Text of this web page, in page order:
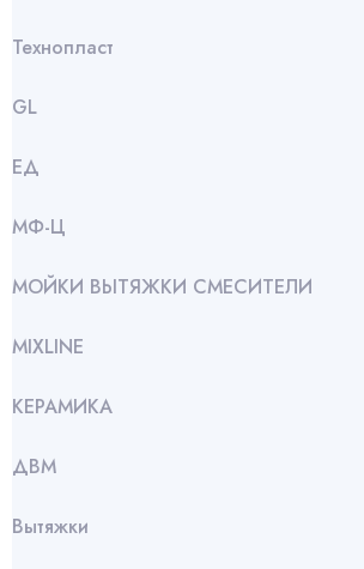
Технопласт
GL
ЕД
МФ-Ц
МОЙКИ ВЫТЯЖКИ СМЕСИТЕЛИ
МIXLINE
КЕРАМИКА
ДВМ
Вытяжки